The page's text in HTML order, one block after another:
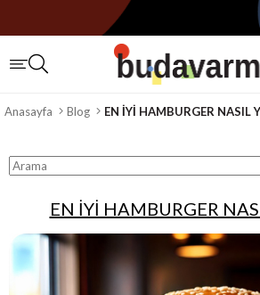
Anasayfa Blog EN İYİ HAMBURGER NASIL
EN İYİ HAMBURGER